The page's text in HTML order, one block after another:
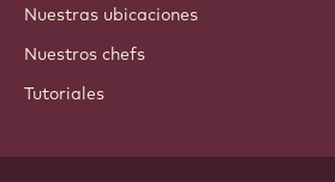
Nuestras ubicaciones
Nuestros chefs
Tutoriales